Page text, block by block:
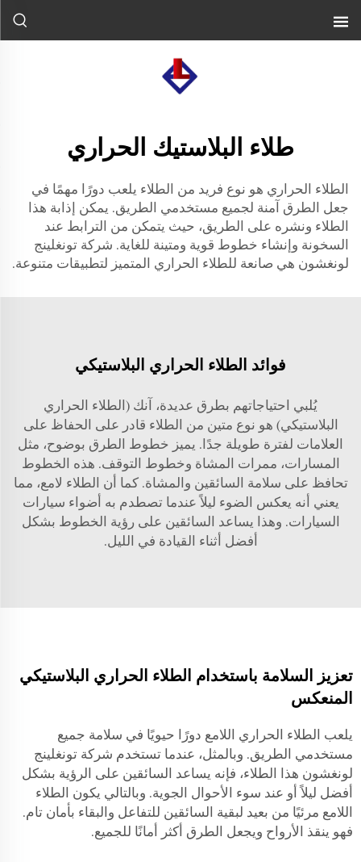
طلاء البلاستيك الحراري
الطلاء الحراري هو نوع فريد من الطلاء يلعب دورًا مهمًا في
جعل الطرق آمنة لجميع مستخدمي الطريق. يمكن إذابة هذا
الطلاء ونشره على الطريق، حيث يتمكن من الترابط عند
السخونة وإنشاء خطوط قوية ومتينة للغاية. شركة تونغلينج
لونغشون هي صانعة للطلاء الحراري المتميز لتطبيقات متنوعة.
فوائد الطلاء الحراري البلاستيكي
يُلبي احتياجاتهم بطرق عديدة، آنك (الطلاء الحراري
البلاستيكي) هو نوع متين من الطلاء قادر على الحفاظ على
العلامات لفترة طويلة جدًا. يميز خطوط الطرق بوضوح، مثل
المسارات، ممرات المشاة وخطوط التوقف. هذه الخطوط
تحافظ على سلامة السائقين والمشاة. كما أن الطلاء لامع، مما
يعني أنه يعكس الضوء ليلاً عندما تصطدم به أضواء سيارات
السيارات. وهذا يساعد السائقين على رؤية الخطوط بشكل
أفضل أثناء القيادة في الليل.
تعزيز السلامة باستخدام الطلاء الحراري البلاستيكي
المنعكس
يلعب الطلاء الحراري اللامع دورًا حيويًا في سلامة جميع
مستخدمي الطريق. وبالمثل، عندما تستخدم شركة تونغلينج
لونغشون هذا الطلاء، فإنه يساعد السائقين على الرؤية بشكل
أفضل ليلاً أو عند سوء الأحوال الجوية. وبالتالي يكون الطلاء
اللامع مرئيًا من بعيد لبقية السائقين للتفاعل والبقاء بأمان تام.
فهو ينقذ الأرواح ويجعل الطرق أكثر أمانًا للجميع.